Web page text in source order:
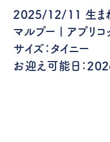
2025/12/11 生ま
マルプー | アプリコ
サイズ：タイニー
お迎え可能日：